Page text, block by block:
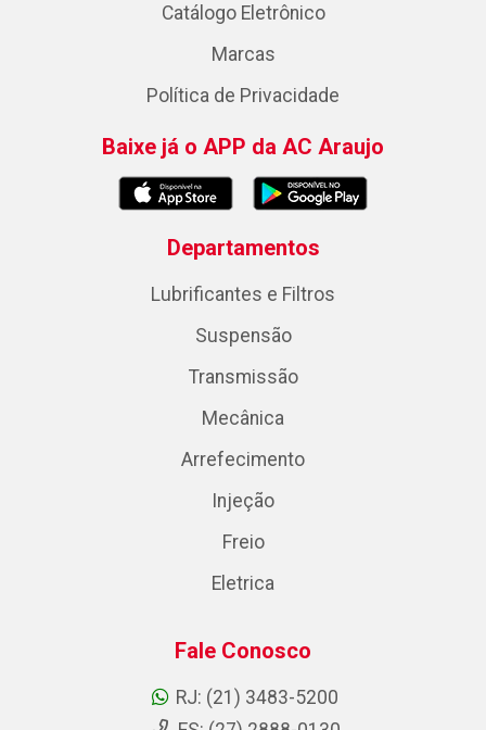
Catálogo Eletrônico
Marcas
Política de Privacidade
Baixe já o APP da AC Araujo
Departamentos
Lubrificantes e Filtros
Suspensão
Transmissão
Mecânica
Arrefecimento
Injeção
Freio
Eletrica
Fale Conosco
RJ: (21) 3483-5200